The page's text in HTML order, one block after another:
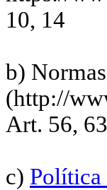
10, 14
b)
(http://
Art. 56,
c) Política